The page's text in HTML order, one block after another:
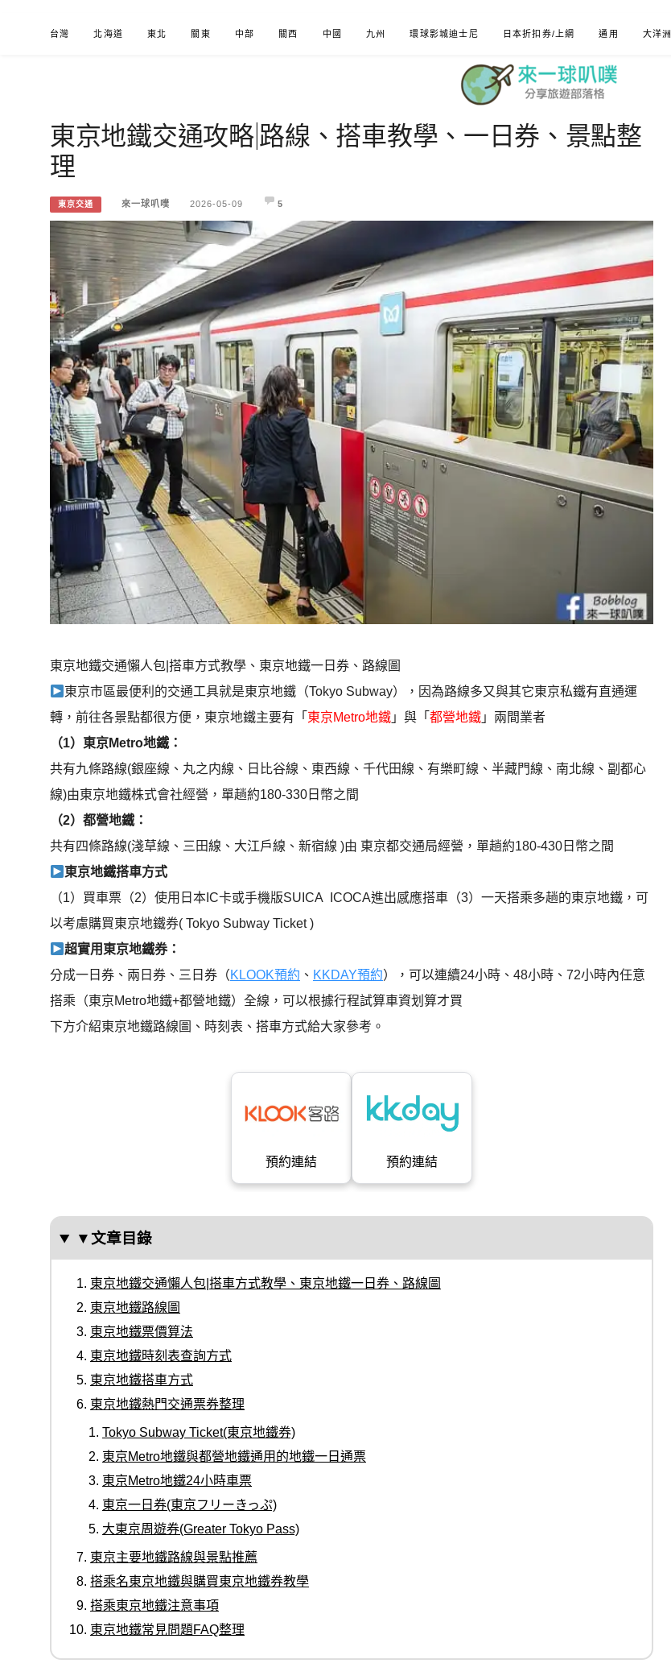
台灣 北海道 東北 關東 中部 關西 中國 九州 環球影城迪士尼 日本折扣券/上網 通用 大洋洲
來一球叭噗
分享日本自助部落格
東京地鐵交通攻略|路線、搭車教學、一日券、景點整
理
東京交通 來一球叭噗 2026-05-09 5
東京地鐵交通懶人包|搭車方式教學、東京地鐵一日券、路線圖
東京市區最便利的交通工具就是東京地鐵（Tokyo Subway），因為路線多又與其它東京私鐵有直通運
轉，前往各景點都很方便，東京地鐵主要有「 東京Metro地鐵 」與「 都營地鐵 」兩間業者
（1）東京Metro地鐵：
共有九條路線(銀座線、丸之内線、日比谷線、東西線、千代田線、有樂町線、半藏門線、南北線、副都心
線)由東京地鐵株式會社經營，單趟約180-330日幣之間
（2）都營地鐵：
共有四條路線(淺草線、三田線、大江戶線、新宿線 )由 東京都交通局經營，單趟約180-430日幣之間
東京地鐵搭車方式
（1）買車票（2）使用日本IC卡或手機版SUICA ICOCA進出感應搭車（3）一天搭乘多趟的東京地鐵，可
以考慮購買東京地鐵券( Tokyo Subway Ticket )
超實用東京地鐵券：
分成一日券、兩日券、三日券（KLOOK預約 、 KKDAY預約），可以連續24小時、48小時、72小時內任意
搭乘（東京Metro地鐵+都營地鐵）全線，可以根據行程試算車資划算才買
下方介紹東京地鐵路線圖、時刻表、搭車方式給大家參考。
預約連結 預約連結
▼文章目錄
東京地鐵交通懶人包|搭車方式教學、東京地鐵一日券、路線圖
東京地鐵路線圖
東京地鐵票價算法
東京地鐵時刻表查詢方式
東京地鐵搭車方式
東京地鐵熱門交通票券整理
Tokyo Subway Ticket(東京地鐵券)
東京Metro地鐵與都營地鐵通用的地鐵一日通票
東京Metro地鐵24小時車票
東京一日券(東京フリーきっぷ)
大東京周遊券(Greater Tokyo Pass)
東京主要地鐵路線與景點推薦
搭乘名東京地鐵與購買東京地鐵券教學
搭乘東京地鐵注意事項
東京地鐵常見問題FAQ整理